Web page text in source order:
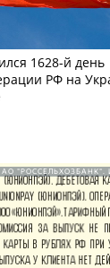
1628-й день
РФ на
"РОССЕЛЬХОЗБАНК".